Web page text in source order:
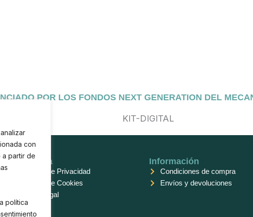
con
partir de
política
POR LOS FONDOS NEXT GENERATION DEL
Confianza
Política de Privacidad
Política de Cookies
Aviso Legal
Información
Condiciones de compra
Envíos y devoluciones